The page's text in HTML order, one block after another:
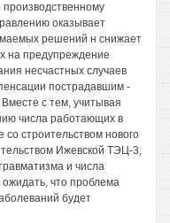
оказывает
решений н снижает
на предупреждение
несчастных случаев
пострадавшим -
с тем, учитывая
числа работающих в
со строительством нового
Ижевской ТЭЦ-3,
и числа
что проблема
будет